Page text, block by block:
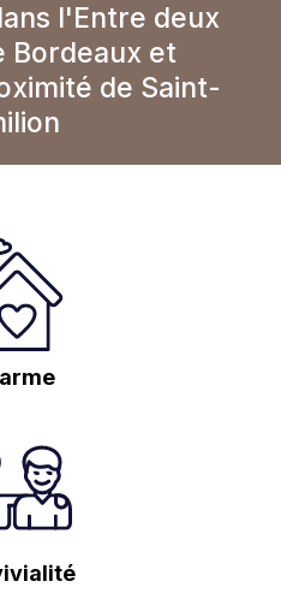
l'Entre deux
Bordeaux et
de Saint-